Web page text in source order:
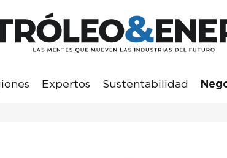
Expertos Sustentabilidad